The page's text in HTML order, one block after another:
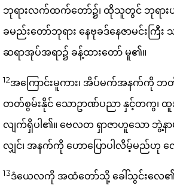
ဘုရားလက်ထက်တော်၌၊ ထိုသူတွင် ဘုရား
ခမည်းတော်ဘုရား နေဗုခဒ်နေဇာမင်းကြီ
ဆရာအုပ်အရာ၌ ခန့်ထားတော် မူ၏။
12အကြောင်းမူကား၊ အိပ်မက်အနက်ကို ဘတ်ခြ
တတ်စွမ်းနိုင် သောဥာဏ်ပညာ နှင့်တကွ၊
လျက်ရှိပါ၏။ ဗေလတ ရှာဇာဟူသော ဘွဲ့န
လျှင်၊ အနက်ကို ဟောပြောပါလိမ့်မည်ဟု လ
13ဒံယေလကို အထံတော်သို့ ခေါ်သွင်းလေ၏